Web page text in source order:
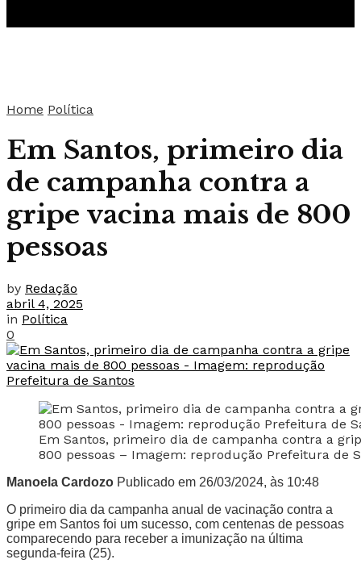
Home Política
Em Santos, primeiro dia
de campanha contra a
gripe vacina mais de 800
pessoas
by Redação
abril 4, 2025
in Política
0
Em Santos, primeiro dia de campanha contra a
800 pessoas – Imagem: reprodução Prefeitura de
Manoela Cardozo Publicado em 26/03/2024, às 10:48
O primeiro dia da campanha anual de vacinação contra a
gripe em Santos foi um sucesso, com centenas de pessoas
comparecendo para receber a imunização na última
segunda-feira (25).